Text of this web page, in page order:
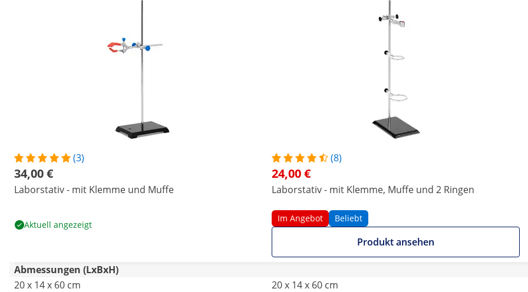
(3)
34,00 €
Laborstativ - mit Klemme und Muffe
Aktuell angezeigt
(8)
24,00 €
Laborstativ - mit Klemme, Muffe und 2 Ringen
Im Angebot Beliebt
Produkt ansehen
Abmessungen (LxBxH)
20 x 14 x 60 cm
20 x 14 x 60 cm